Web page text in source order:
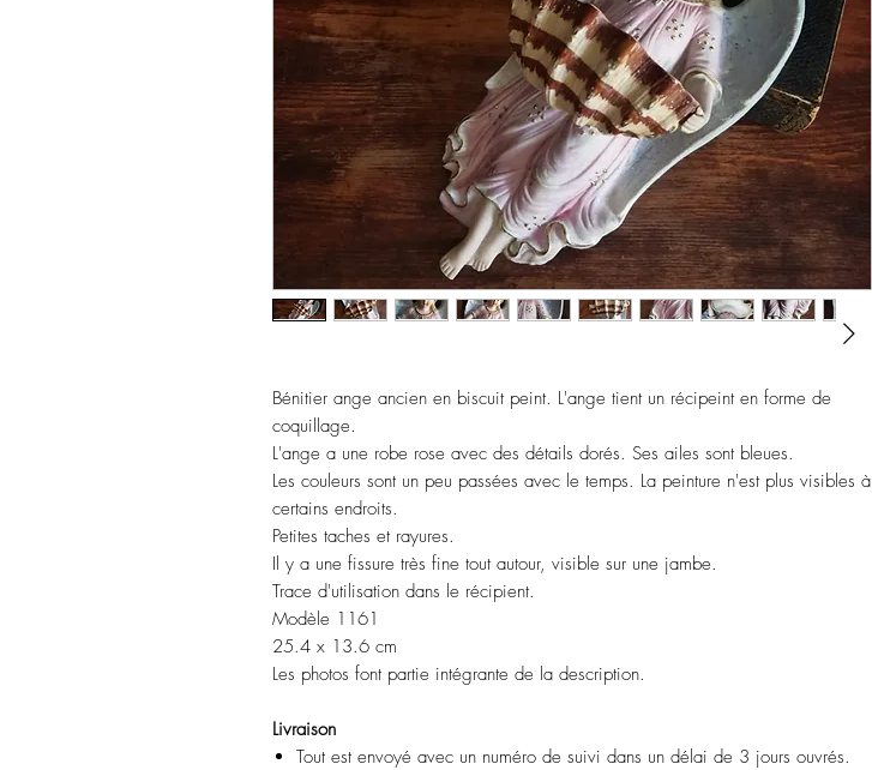
Bénitier ange ancien en biscuit peint. L'ange tient un récipeint en forme de
coquillage.
L'ange a une robe rose avec des détails dorés. Ses ailes sont bleues.
Les couleurs sont un peu passées avec le temps. La peinture n'est plus visibles à
certains endroits.
Petites taches et rayures.
Il y a une fissure très fine tout autour, visible sur une jambe.
Trace d'utilisation dans le récipient.
Modèle 1161
25.4 x 13.6 cm
Les photos font partie intégrante de la description.
Livraison
Tout est envoyé avec un numéro de suivi dans un délai de 3 jours ouvrés.